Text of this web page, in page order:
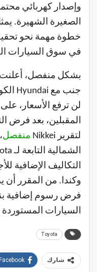
الصغيرة الشهيرة.
في سوق السيارات
جنب مع Hyundai الكورية الجنوبية، في
لن ترفع الأسعار،
المقبلين، بعد فرض
لتقرير Nikkei
منفصل
التكاليف الإضافية
السيارات المستوردة
Toyota
شارك Facebook